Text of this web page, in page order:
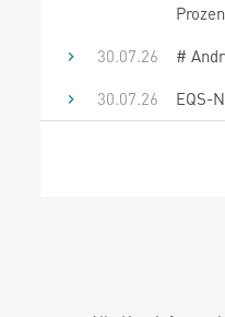
30.07.26
#
30.07.26
EQS-